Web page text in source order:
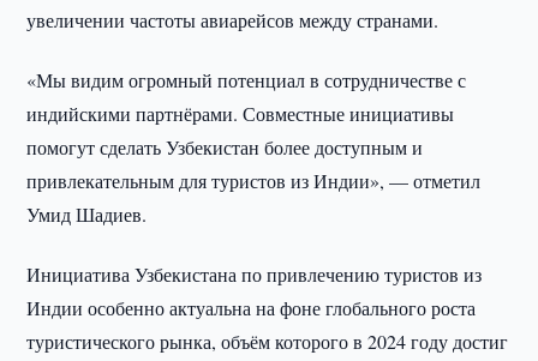
увеличении частоты авиарейсов между странами.
«Мы видим огромный потенциал в сотрудничестве с
индийскими партнёрами. Совместные инициативы
помогут сделать Узбекистан более доступным и
привлекательным для туристов из Индии», — отметил
Умид Шадиев.
Инициатива Узбекистана по привлечению туристов из
Индии особенно актуальна на фоне глобального роста
туристического рынка, объём которого в 2024 году достиг